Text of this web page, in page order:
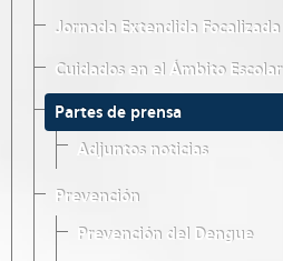
Jornada Extendida Focalizada
Cuidados en el Ámbito Escolar
Partes de prensa
Adjuntos noticias
Prevención
Prevención del Dengue